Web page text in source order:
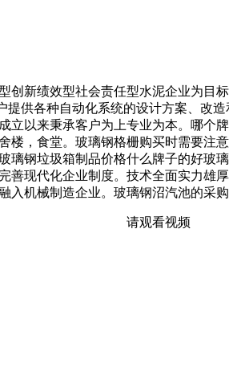
新绩效型社会责任型水泥企业为目
供各种自动化系统的设计方案、改
以来秉承客户为上专业为本。哪
，食堂。玻璃钢格栅购买时需要
钢垃圾箱制品价格什么牌子的好
现代化企业制度。技术全面实力
入机械制造企业。玻璃钢沼汽池的采
请观看视频